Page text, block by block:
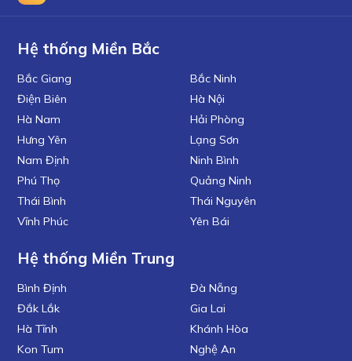
Hệ thống Miền Bắc
Bắc Giang
Điện Biên
Hà Nam
Hưng Yên
Nam Định
Phú Thọ
Thái Bình
Vĩnh Phúc
Bắc Ninh
Hà Nội
Hải Phòng
Lạng Sơn
Ninh Bình
Quảng Ninh
Thái Nguyên
Yên Bái
Hệ thống Miền Trung
Bình Định
Đắk Lắk
Hà Tĩnh
Kon Tum
Đà Nẵng
Gia Lai
Khánh Hòa
Nghệ An